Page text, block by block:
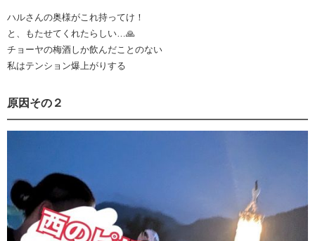
ハルさんの奥様がこれ持ってけ！
と、もたせてくれたらしい…🙏
チョーヤの梅酒しか飲んだことのない
私はテンション爆上がりする
原因その２